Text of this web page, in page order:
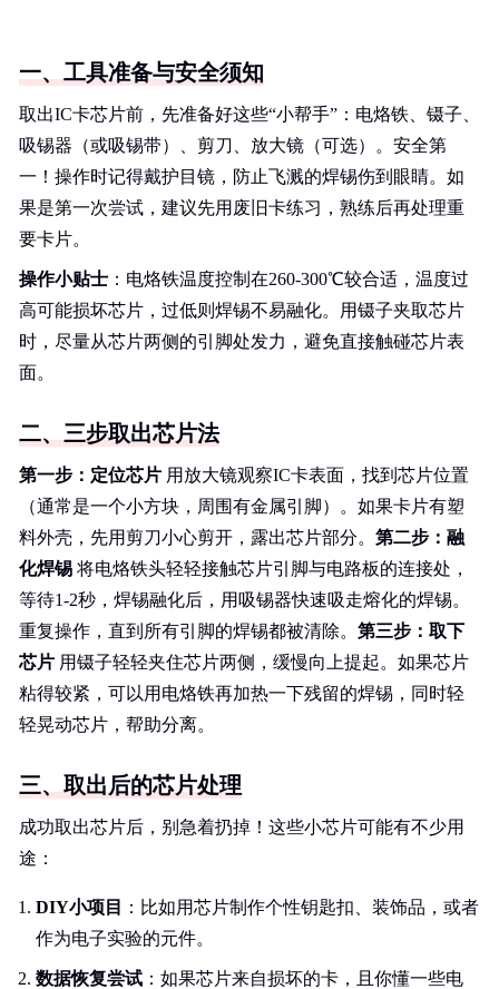
一、工具准备与安全须知
取出IC卡芯片前，先准备好这些“小帮手”：电烙铁、镊子、
吸锡器（或吸锡带）、剪刀、放大镜（可选）。安全第
一！操作时记得戴护目镜，防止飞溅的焊锡伤到眼睛。如
果是第一次尝试，建议先用废旧卡练习，熟练后再处理重
要卡片。
操作小贴士 ：电烙铁温度控制在260-300℃较合适，温度过
高可能损坏芯片，过低则焊锡不易融化。用镊子夹取芯片
时，尽量从芯片两侧的引脚处发力，避免直接触碰芯片表
面。
二、三步取出芯片法
第一步：定位芯片 用放大镜观察IC卡表面，找到芯片位置
（通常是一个小方块，周围有金属引脚）。如果卡片有塑
料外壳，先用剪刀小心剪开，露出芯片部分。 第二步：融
化焊锡 将电烙铁头轻轻接触芯片引脚与电路板的连接处，
等待1-2秒，焊锡融化后，用吸锡器快速吸走熔化的焊锡。
重复操作，直到所有引脚的焊锡都被清除。 第三步：取下
芯片 用镊子轻轻夹住芯片两侧，缓慢向上提起。如果芯片
粘得较紧，可以用电烙铁再加热一下残留的焊锡，同时轻
轻晃动芯片，帮助分离。
三、取出后的芯片处理
成功取出芯片后，别急着扔掉！这些小芯片可能有不少用
途：
DIY小项目
：比如用芯片制作个性钥匙扣、装饰品，或者
作为电子实验的元件。
数据恢复尝试 ：如果芯片来自损坏的卡，且你懂一些电